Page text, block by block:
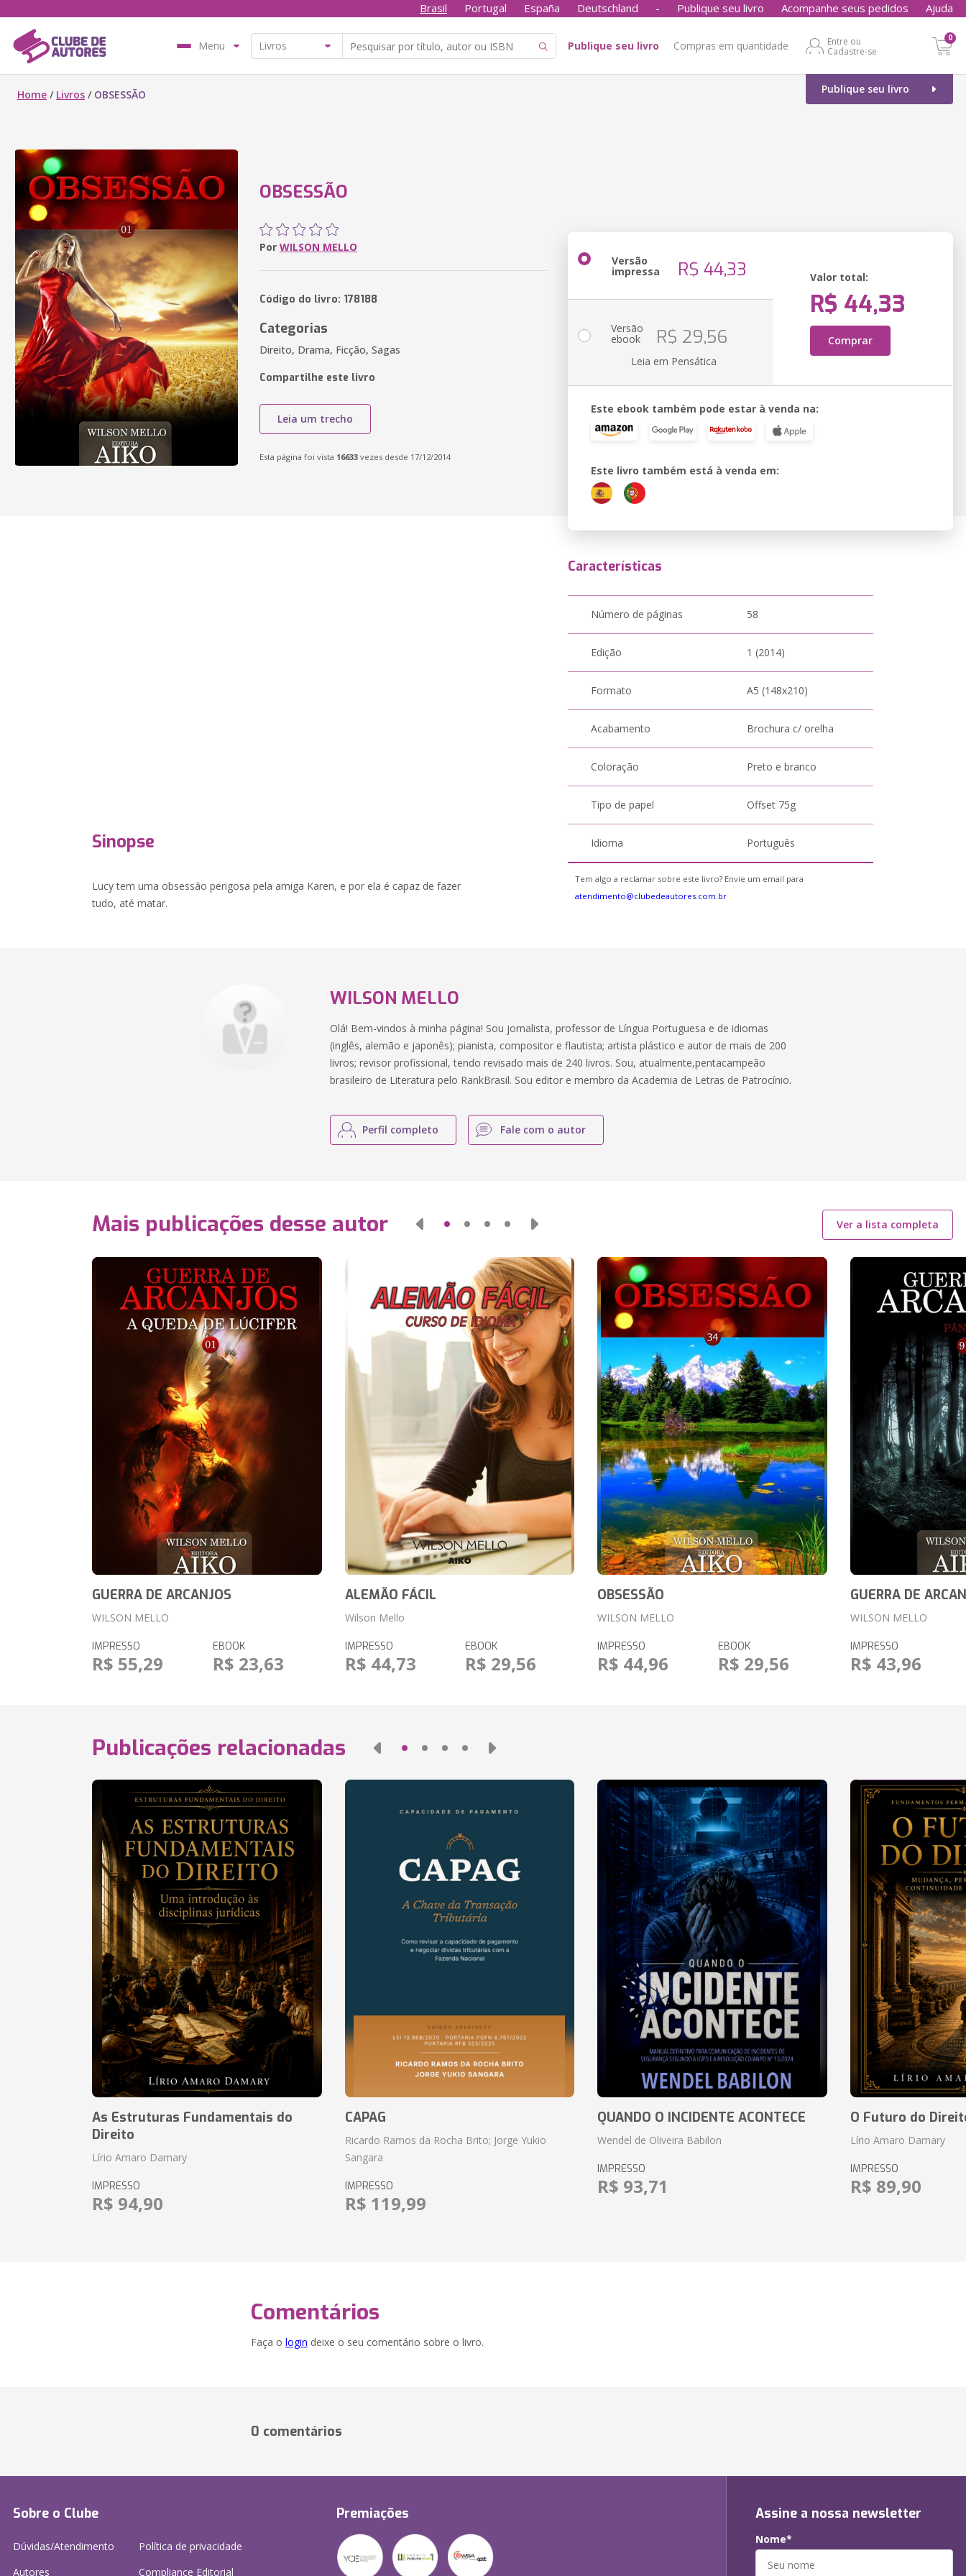
Brasil Portugal España Deutschland - Publique seu livro Acompanhe seus pedidos Ajuda
Menu Publique seu livro Compras em quantidade
Entre ou
Cadastre-se
0
Publique seu livro
Home / Livros / OBSESSÃO
OBSESSÃO
Por WILSON MELLO
Código do livro: 178188
Categorias
Direito, Drama, Ficção, Sagas
Compartilhe este livro
Leia um trecho
Esta página foi vista 16633 vezes desde 17/12/2014
Versão
impressa R$ 44,33 Valor total:
R$ 44,33
Comprar
Versão
ebook R$ 29,56
Leia em Pensática
Este ebook também pode estar à venda na:
Este livro também está à venda em:
Sinopse
Lucy tem uma obsessão perigosa pela amiga Karen, e por ela é capaz de fazer
tudo, até matar.
Características
Número de páginas 58
Edição 1 (2014)
Formato A5 (148x210)
Acabamento Brochura c/ orelha
Coloração Preto e branco
Tipo de papel Offset 75g
Idioma Português
Tem algo a reclamar sobre este livro? Envie um email para
atendimento@clubedeautores.com.br
WILSON MELLO
Olá! Bem-vindos à minha página! Sou jornalista, professor de Língua Portuguesa e de idiomas
(inglês, alemão e japonês); pianista, compositor e flautista; artista plástico e autor de mais de 200
livros; revisor profissional, tendo revisado mais de 240 livros. Sou, atualmente,pentacampeão
brasileiro de Literatura pelo RankBrasil. Sou editor e membro da Academia de Letras de Patrocínio.
Perfil completo Fale com o autor
Mais publicações desse autor Ver a lista completa
GUERRA DE ARCANJOS
WILSON MELLO
IMPRESSO
R$ 55,29
EBOOK
R$ 23,63
ALEMÃO FÁCIL
Wilson Mello
IMPRESSO
R$ 44,73
EBOOK
R$ 29,56
OBSESSÃO
WILSON MELLO
IMPRESSO
R$ 44,96
EBOOK
R$ 29,56
GUERRA DE
WILSON MELLO
IMPRESSO
R$ 43,96
Publicações relacionadas
As Estruturas Fundamentais do
Direito
Lírio Amaro Damary
IMPRESSO
R$ 94,90
CAPAG
Ricardo Ramos da Rocha Brito; Jorge Yukio
Sangara
IMPRESSO
R$ 119,99
QUANDO O INCIDENTE ACONTECE
Wendel de Oliveira Babilon
IMPRESSO
R$ 93,71
O Futuro do
Lírio Amaro Damary
IMPRESSO
R$ 89,90
Comentários
Faça o login deixe o seu comentário sobre o livro.
0 comentários
Sobre o Clube
Dúvidas/Atendimento
Autores
Política de privacidade
Compliance Editorial
Premiações Assine a nossa newsletter
Nome*